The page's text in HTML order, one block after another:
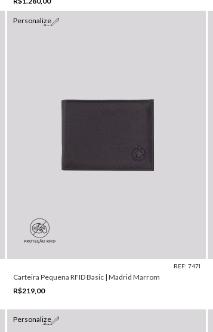
Personalize
REF: 747I
Carteira Pequena RFID Basic | Madrid Marrom
R$219,00
Personalize